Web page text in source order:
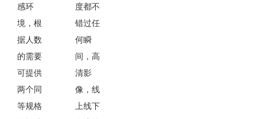
感环
境，根
据人数
的需要
可提供
两个同
等规格
度都不
错过任
何瞬
间，高
清影
像，线
上线下